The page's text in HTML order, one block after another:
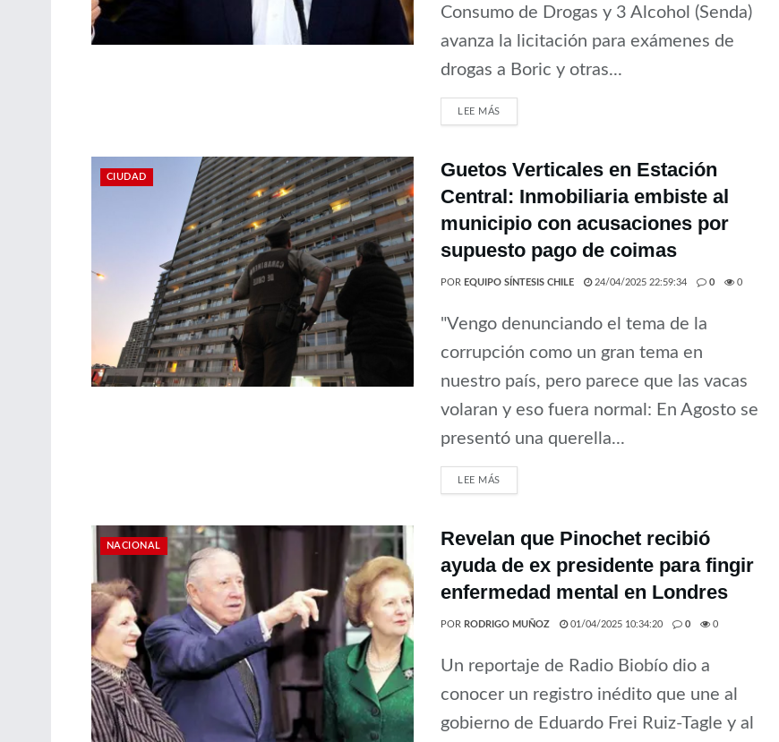
Consumo de Drogas y 3 Alcohol (Senda)
avanza la licitación para exámenes de
drogas a Boric y otras...
LEE MÁS
CIUDAD
Guetos Verticales en Estación
Central: Inmobiliaria embiste al
municipio con acusaciones por
supuesto pago de coimas
POR EQUIPO SÍNTESIS CHILE 24/04/2025 22:59:34 0 0
"Vengo denunciando el tema de la
corrupción como un gran tema en
nuestro país, pero parece que las vacas
volaran y eso fuera normal: En Agosto se
presentó una querella...
LEE MÁS
NACIONAL
Revelan que Pinochet recibió
ayuda de ex presidente para fingir
enfermedad mental en Londres
POR RODRIGO MUÑOZ 01/04/2025 10:34:20 0 0
Un reportaje de Radio Biobío dio a
conocer un registro inédito que une al
gobierno de Eduardo Frei Ruiz-Tagle y al